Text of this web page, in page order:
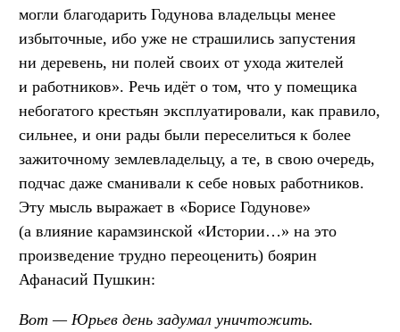
могли благодарить Годунова владельцы менее
избыточные, ибо уже не страшились запустения
ни деревень, ни полей своих от ухода жителей
и работников». Речь идёт о том, что у помещика
небогатого крестьян эксплуатировали, как правило,
сильнее, и они рады были переселиться к более
зажиточному землевладельцу, а те, в свою очередь,
подчас даже сманивали к себе новых работников.
Эту мысль выражает в «Борисе Годунове»
(а влияние карамзинской «Истории…» на это
произведение трудно переоценить) боярин
Афанасий Пушкин:
Вот — Юрьев день задумал уничтожить.